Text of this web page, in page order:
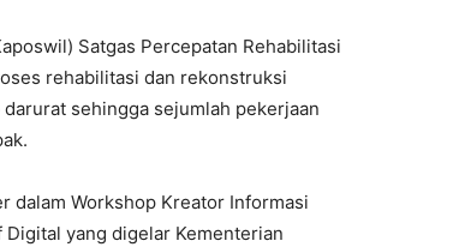
Satgas Percepatan Rehabilitasi
rehabilitasi dan rekonstruksi
sehingga sejumlah pekerjaan
dalam Workshop Kreator Informasi
yang digelar Kementerian